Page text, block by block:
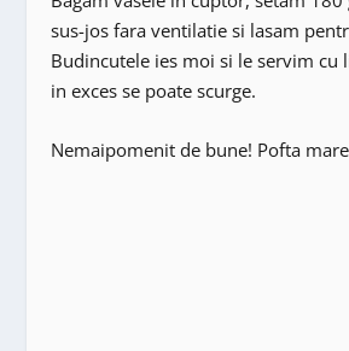
sus-jos fara ventilatie si lasam
Budincutele ies moi si le servim cu
in exces se poate scurge.
Nemaipomenit de bune! Pofta